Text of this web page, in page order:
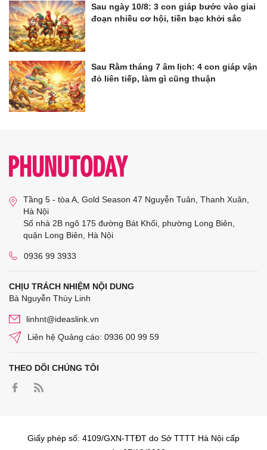
Sau ngày 10/8: 3 con giáp bước vào giai
đoạn nhiều cơ hội, tiền bạc khởi sắc
Sau Rằm tháng 7 âm lịch: 4 con giáp vận
đỏ liên tiếp, làm gì cũng thuận
Tầng 5 - tòa A, Gold Season 47 Nguyễn Tuân, Thanh Xuân,
Hà Nội
Số nhà 2B ngõ 175 đường Bát Khối, phường Long Biên,
quận Long Biên, Hà Nội
0936 99 3933
CHỊU TRÁCH NHIỆM NỘI DUNG
Bà Nguyễn Thùy Linh
linhnt@ideaslink.vn
Liên hệ Quảng cáo: 0936 00 99 59
THEO DÕI CHÚNG TÔI
Giấy phép số: 4109/GXN-TTĐT do Sở TTTT Hà Nội cấp